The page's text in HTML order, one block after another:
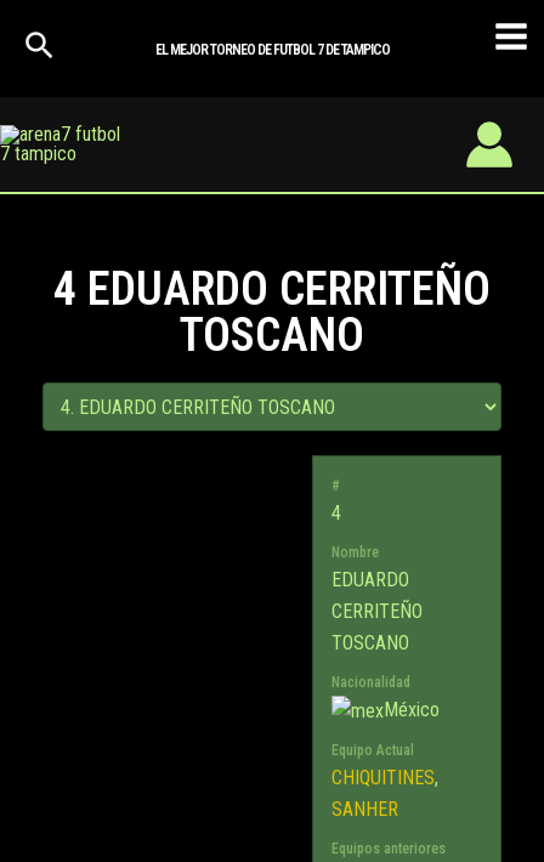
EL MEJOR TORNEO DE FUTBOL 7 DE TAMPICO
4 EDUARDO CERRITEÑO
TOSCANO
#
4
Nombre
EDUARDO
CERRITEÑO
TOSCANO
Nacionalidad
México
Equipo Actual
CHIQUITINES,
SANHER
Equipos anteriores